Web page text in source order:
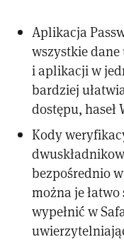
Aplikacja
wszystkie
i aplikacji w
bardziej
dostępu,
Kody
bezpośrednio
można je
wypełnić w